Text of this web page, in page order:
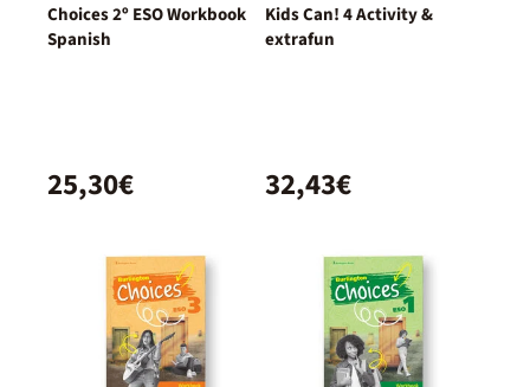
Choices 2º ESO Workbook
Spanish
25,30€
Kids Can! 4 Activity &
extrafun
32,43€